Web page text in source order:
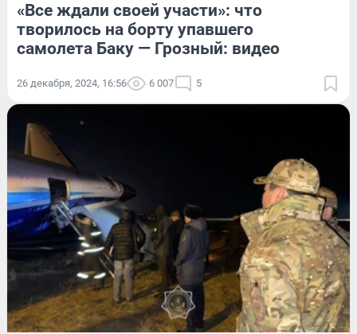
«Все ждали своей участи»: что
творилось на борту упавшего
самолета Баку — Грозный: видео
26 декабря, 2024, 16:56 6 007 5